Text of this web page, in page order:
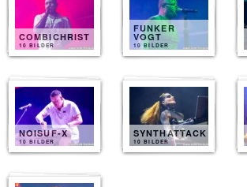
COMBICHRIST
10 BILDER
FUNKER
VOGT
10 BILDER
NOISUF-X
10 BILDER
SYNTHATTACK
10 BILDER